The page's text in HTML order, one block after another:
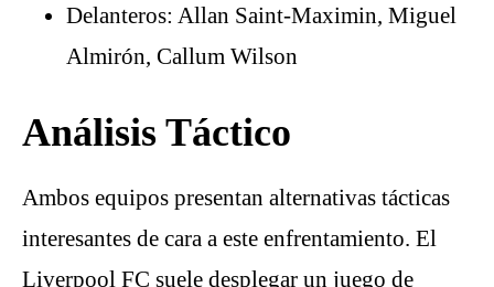
Delanteros: Allan Saint-Maximin, Miguel
Almirón, Callum Wilson
Análisis Táctico
Ambos equipos presentan alternativas tácticas
interesantes de cara a este enfrentamiento. El
Liverpool FC suele desplegar un juego de